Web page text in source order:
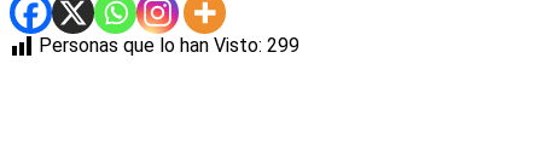
Personas que lo han Visto: 299